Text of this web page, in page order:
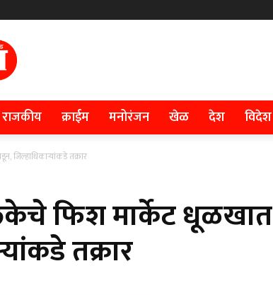
राजकीय क्राईम मनोरंजन खेळ देश विदेश
जिल्हाधिकाऱ्यांकडे तक्रार
फिश मार्केट धूळखात
तक्रार